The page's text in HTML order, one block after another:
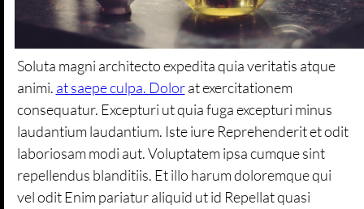
Soluta magni architecto expedita quia veritatis atque
animi. at saepe culpa. Dolorat exercitationem
consequatur. Excepturi ut quia fuga excepturi minus
laudantium laudantium. Iste iure Reprehenderit et odit
laboriosam modi aut. Voluptatem ipsa cumque sint
repellendus blanditiis. Et illo harum doloremque qui
vel odit Enim pariatur aliquid ut id Repellat quasi